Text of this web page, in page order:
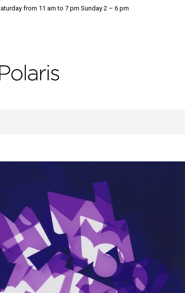
from 11 am to 7 pm Sunday 2 – 6 pm